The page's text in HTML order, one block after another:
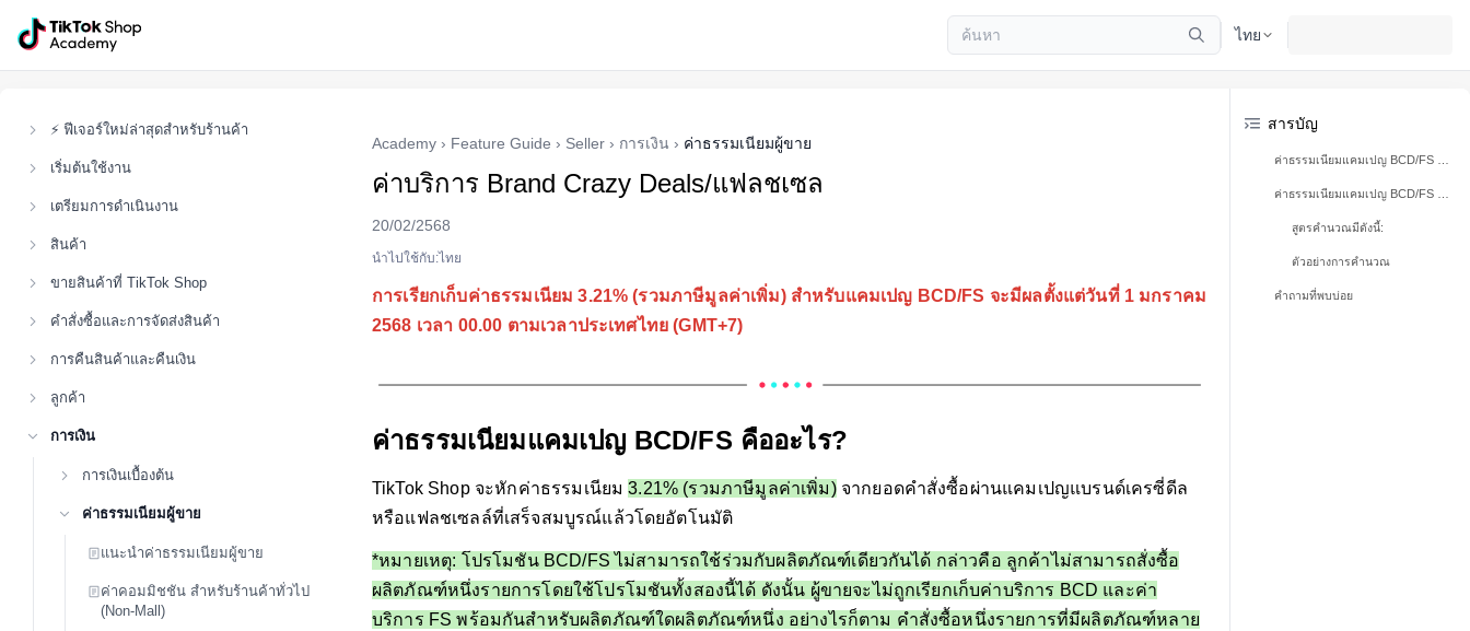
ไทย
⚡ ฟีเจอร์ใหม่ล่าสุดสำหรับร้านค้า
เริ่มต้นใช้งาน
เตรียมการดําเนินงาน
สินค้า
ขายสินค้าที่ TikTok Shop
คำสั่งซื้อและการจัดส่งสินค้า
การคืนสินค้าและคืนเงิน
ลูกค้า
การเงิน
การเงินเบื้องต้น
ค่าธรรมเนียมผู้ขาย
แนะนำค่าธรรมเนียมผู้ขาย
ค่าคอมมิชชัน สำหรับร้านค้าทั่วไป
(Non-Mall)
Academy › Feature Guide › Seller › การเงิน › ค่าธรรมเนียมผู้ขาย
ค่าบริการ Brand Crazy Deals/แฟลชเซล
20/02/2568
นำไปใช้กับ:ไทย
การเรียกเก็บค่าธรรมเนียม 3.21% (รวมภาษีมูลค่าเพิ่ม) สำหรับแคมเปญ BCD/FS จะมีผลตั้งแต่วันที่ 1 มกราคม
2568 เวลา 00.00 ตามเวลาประเทศไทย (GMT+7)
ค่าธรรมเนียมแคมเปญ BCD/FS คืออะไร?
TikTok Shop จะหักค่าธรรมเนียม3.21% (รวมภาษีมูลค่าเพิ่ม)จากยอดคำสั่งซื้อผ่านแคมเปญแบรนด์เครซี่ดีล
หรือแฟลชเซลล์ที่เสร็จสมบูรณ์แล้วโดยอัตโนมัติ
*หมายเหตุ: โปรโมชัน BCD/FS ไม่สามารถใช้ร่วมกับผลิตภัณฑ์เดียวกันได้ กล่าวคือ ลูกค้าไม่สามารถสั่งซื้อ
ผลิตภัณฑ์หนึ่งรายการโดยใช้โปรโมชันทั้งสองนี้ได้ ดังนั้น ผู้ขายจะไม่ถูกเรียกเก็บค่าบริการ BCD และค่า
บริการ FS พร้อมกันสำหรับผลิตภัณฑ์ใดผลิตภัณฑ์หนึ่ง อย่างไรก็ตาม คำสั่งซื้อหนึ่งรายการที่มีผลิตภัณฑ์หลาย
สารบัญ
สูตรคำนวณมีดังนี้:
ตัวอย่างการคำนวณ
คำถามที่พบบ่อย